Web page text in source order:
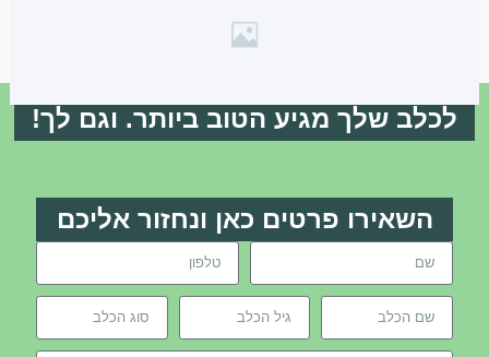
לכלב שלך מגיע הטוב ביותר. וגם לך!
השאירו פרטים כאן ונחזור אליכם